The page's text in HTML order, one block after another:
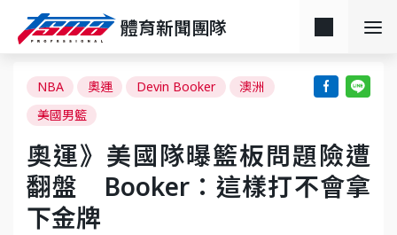
體育新聞團隊
NBA 奧運 Devin Booker
澳洲
美國男籃
奧運》美國隊曝籃板問題險遭
翻盤 Booker：這樣打不會拿
下金牌